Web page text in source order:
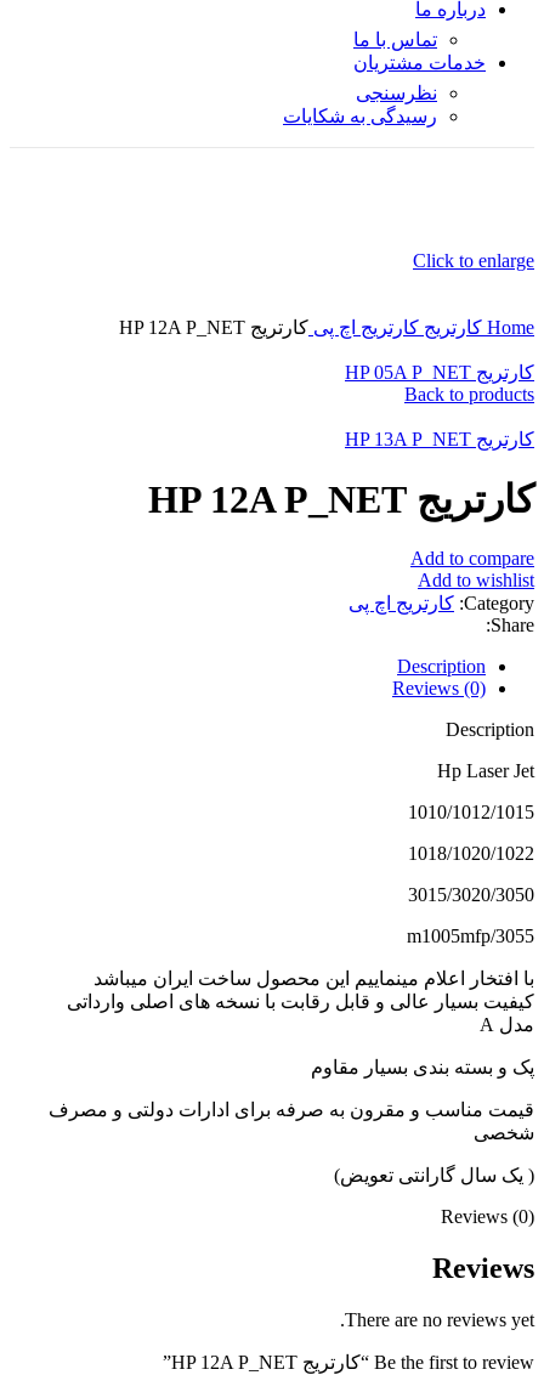
درباره ما
تماس با ما
خدمات مشتریان
نظرسنجی
رسیدگی به شکایات
Click to enlarge
Home کارتریج کارتریج اچ پی کارتریج HP 12A P_NET
کارتریج HP 05A P_NET
Back to products
کارتریج HP 13A P_NET
کارتریج HP 12A P_NET
Add to compare
Add to wishlist
Category: کارتریج اچ پی
Share:
Description
Reviews (0)
Description
Hp Laser Jet
1010/1012/1015
1018/1020/1022
3015/3020/3050
3055/m1005mfp
با افتخار اعلام مینماییم این محصول ساخت ایران میباشد
کیفیت بسیار عالی و قابل رقابت با نسخه های اصلی وارداتی
مدل A
پک و بسته بندی بسیار مقاوم
قیمت مناسب و مقرون به صرفه برای ادارات دولتی و مصرف
شخصی
( یک سال گارانتی تعویض)
Reviews (0)
Reviews
There are no reviews yet.
Be the first to review “کارتریج HP 12A P_NET”